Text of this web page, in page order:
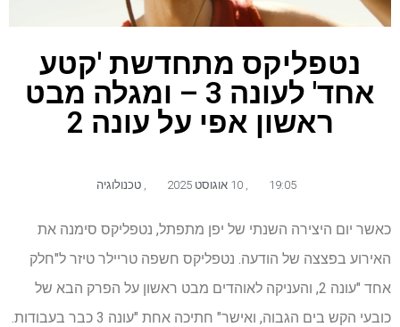
נטפליקס מתחדשת 'קטע
אחד' לעונה 3 – ומגלה מבט
ראשון אפי על עונה 2
19:05 טכנולוגיה
כאשר יום היצירה השנתי של יפן מתפתל, נטפליקס סימנה את
האירוע בפצצה של הודעה. נטפליקס חשפה טריילר טיזר ל"חלק
אחד "עונה 2, והעניקה לאוהדים מבט ראשון על הפרק הבא של
כובעי הקש בים הגבוה, ואישר" חתיכה אחת "עונה 3 כבר בעבודות.